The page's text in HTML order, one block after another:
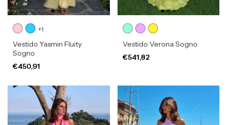
+1
Vestido Yasmin Fluity
Sogno
€450,91
Vestido Verona Sogno
€541,82